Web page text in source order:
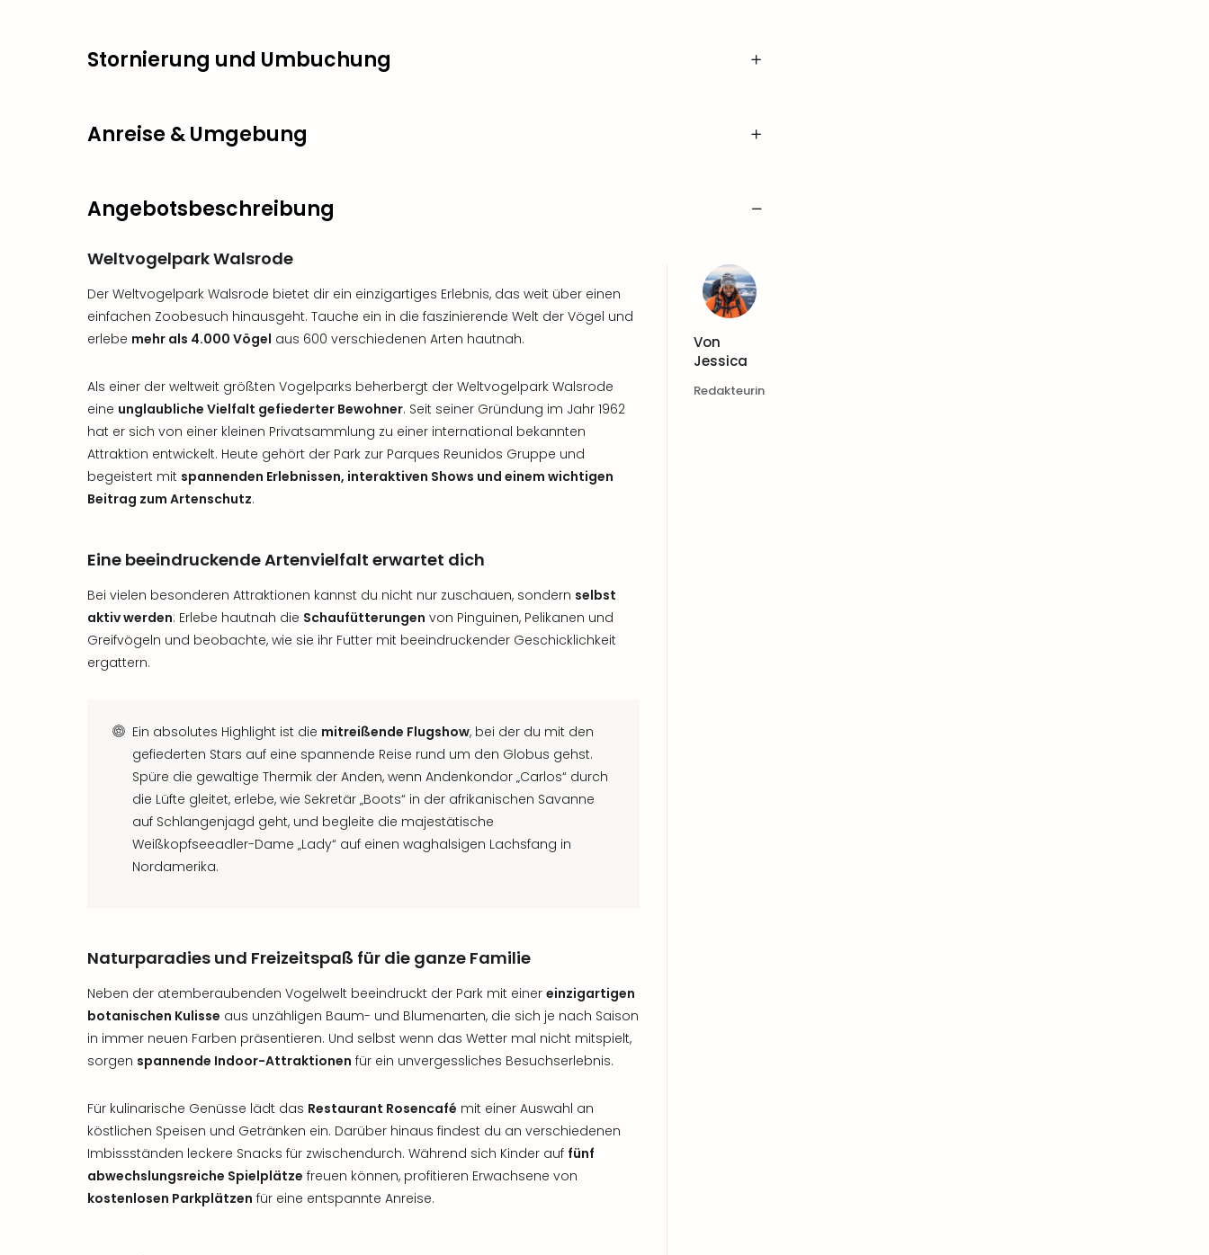
Stornierung und Umbuchung
Anreise & Umgebung
Angebotsbeschreibung
Weltvogelpark Walsrode
Der Weltvogelpark Walsrode bietet dir ein einzigartiges Erlebnis, das weit über einen
einfachen Zoobesuch hinausgeht. Tauche ein in die faszinierende Welt der Vögel und
erlebe mehr als 4.000 Vögel aus 600 verschiedenen Arten hautnah.
Als einer der weltweit größten Vogelparks beherbergt der Weltvogelpark Walsrode
eine unglaubliche Vielfalt gefiederter Bewohner. Seit seiner Gründung im Jahr 1962
hat er sich von einer kleinen Privatsammlung zu einer international bekannten
Attraktion entwickelt. Heute gehört der Park zur Parques Reunidos Gruppe und
begeistert mit spannenden Erlebnissen, interaktiven Shows und einem wichtigen
Beitrag zum Artenschutz.
Eine beeindruckende Artenvielfalt erwartet dich
Bei vielen besonderen Attraktionen kannst du nicht nur zuschauen, sondern selbst
aktiv werden: Erlebe hautnah die Schaufütterungen von Pinguinen, Pelikanen und
Greifvögeln und beobachte, wie sie ihr Futter mit beeindruckender Geschicklichkeit
ergattern.
Ein absolutes Highlight ist die mitreißende Flugshow, bei der du mit den
gefiederten Stars auf eine spannende Reise rund um den Globus gehst.
Spüre die gewaltige Thermik der Anden, wenn Andenkondor „Carlos“ durch
die Lüfte gleitet, erlebe, wie Sekretär „Boots“ in der afrikanischen Savanne
auf Schlangenjagd geht, und begleite die majestätische
Weißkopfseeadler-Dame „Lady“ auf einen waghalsigen Lachsfang in
Nordamerika.
Naturparadies und Freizeitspaß für die ganze Familie
Neben der atemberaubenden Vogelwelt beeindruckt der Park mit einer einzigartigen
botanischen Kulisse aus unzähligen Baum- und Blumenarten, die sich je nach Saison
in immer neuen Farben präsentieren. Und selbst wenn das Wetter mal nicht mitspielt,
sorgen spannende Indoor-Attraktionen für ein unvergessliches Besuchserlebnis.
Für kulinarische Genüsse lädt das Restaurant Rosencafé mit einer Auswahl an
köstlichen Speisen und Getränken ein. Darüber hinaus findest du an verschiedenen
Imbissständen leckere Snacks für zwischendurch. Während sich Kinder auf fünf
abwechslungsreiche Spielplätze freuen können, profitieren Erwachsene von
kostenlosen Parkplätzen für eine entspannte Anreise.
Von
Jessica
Redakteurin